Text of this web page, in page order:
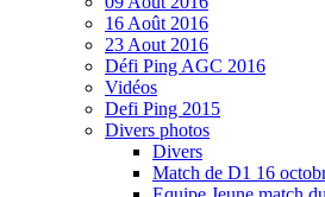
16 Août 2016
23 Aout 2016
Défi Ping AGC 2016
Vidéos
Defi Ping 2015
Divers photos
Divers
Match de D1 16